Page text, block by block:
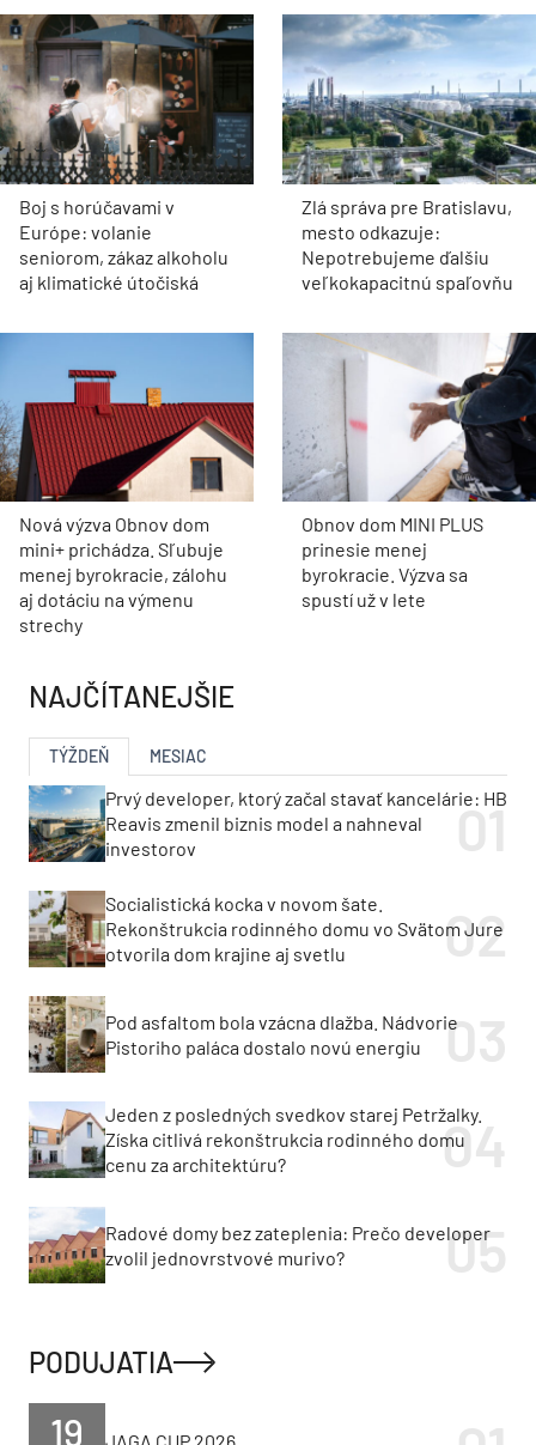
Boj s horúčavami v
Európe: volanie
seniorom, zákaz alkoholu
aj klimatické útočiská
Zlá správa pre Bratislavu,
mesto odkazuje:
Nepotrebujeme ďalšiu
veľkokapacitnú spaľovňu
Nová výzva Obnov dom
mini+ prichádza. Sľubuje
menej byrokracie, zálohu
aj dotáciu na výmenu
strechy
Obnov dom MINI PLUS
prinesie menej
byrokracie. Výzva sa
spustí už v lete
NAJČÍTANEJŠIE
TÝŽDEŇ MESIAC
Prvý developer, ktorý začal stavať kancelárie: HB
Reavis zmenil biznis model a nahneval
investorov
Socialistická kocka v novom šate.
Rekonštrukcia rodinného domu vo Svätom Jure
otvorila dom krajine aj svetlu
Pod asfaltom bola vzácna dlažba. Nádvorie
Pistoriho paláca dostalo novú energiu
Jeden z posledných svedkov starej Petržalky.
Získa citlivá rekonštrukcia rodinného domu
cenu za architektúru?
Radové domy bez zateplenia: Prečo developer
zvolil jednovrstvové murivo?
PODUJATIA
19